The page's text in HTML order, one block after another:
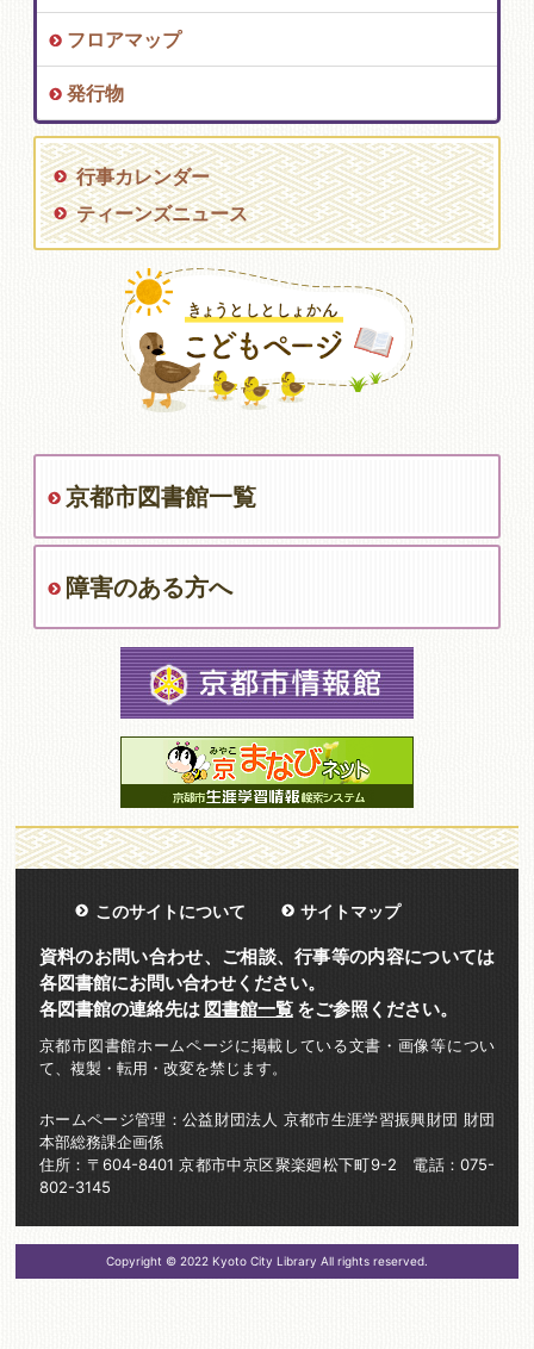
フロアマップ
発行物
行事カレンダー
ティーンズニュース
京都市図書館一覧
障害のある方へ
このサイトについて サイトマップ
資料のお問い合わせ、ご相談、行事等の内容については
各図書館にお問い合わせください。
各図書館の連絡先は 図書館一覧をご参照ください。
京都市図書館ホームページに掲載している文書・画像等につい
て、複製・転用・改変を禁じます。
ホームページ管理：公益財団法人 京都市生涯学習振興財団 財団
本部総務課企画係
住所：〒604-8401 京都市中京区聚楽廻松下町9-2 電話：075-
802-3145
Copyright © 2022 Kyoto City Library All rights reserved.